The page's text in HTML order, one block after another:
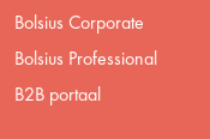
Bolsius Corporate
Bolsius Professional
B2B portaal